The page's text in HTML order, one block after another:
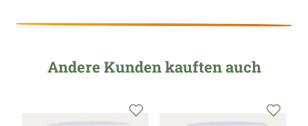
Andere Kunden kauften auch